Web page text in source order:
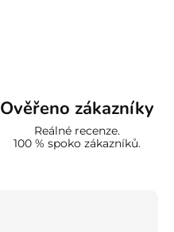
Ověřeno zákazníky
Reálné recenze.
100 % spoko zákazníků.